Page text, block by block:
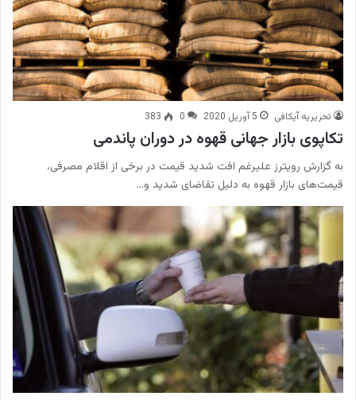
تحریریه آیکافی 5 آوریل 2020 0
383
تکاپوی بازار جهانی قهوه در دوران پاندمی
به گزارش رویترز علیرغم افت شدید قیمت در برخی از اقلام مصرفی،
قیمت‌های بازار قهوه به دلیل تقاضای شدید و…